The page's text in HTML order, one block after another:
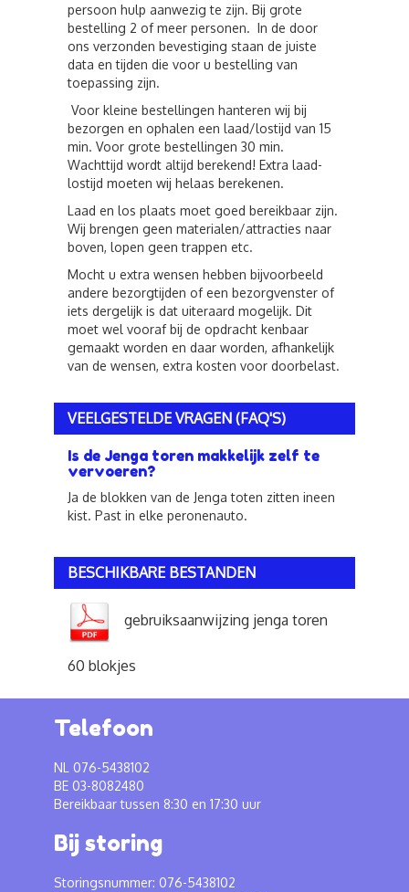
persoon hulp aanwezig te zijn. Bij grote
bestelling 2 of meer personen. In de door
ons verzonden bevestiging staan de juiste
data en tijden die voor u bestelling van
toepassing zijn.
Voor kleine bestellingen hanteren wij bij
bezorgen en ophalen een laad/lostijd van 15
min. Voor grote bestellingen 30 min.
Wachttijd wordt altijd berekend! Extra laad-
lostijd moeten wij helaas berekenen.
Laad en los plaats moet goed bereikbaar zijn.
Wij brengen geen materialen/attracties naar
boven, lopen geen trappen etc.
Mocht u extra wensen hebben bijvoorbeeld
andere bezorgtijden of een bezorgvenster of
iets dergelijk is dat uiteraard mogelijk. Dit
moet wel vooraf bij de opdracht kenbaar
gemaakt worden en daar worden, afhankelijk
van de wensen, extra kosten voor doorbelast.
VEELGESTELDE VRAGEN (FAQ'S)
Is de Jenga toren makkelijk zelf te
vervoeren?
Ja de blokken van de Jenga toten zitten ineen
kist. Past in elke peronenauto.
BESCHIKBARE BESTANDEN
gebruiksaanwijzing jenga toren
60 blokjes
Telefoon
NL 076-5438102
BE 03-8082480
Bereikbaar tussen 8:30 en 17:30 uur
Bij storing
Storingsnummer: 076-5438102